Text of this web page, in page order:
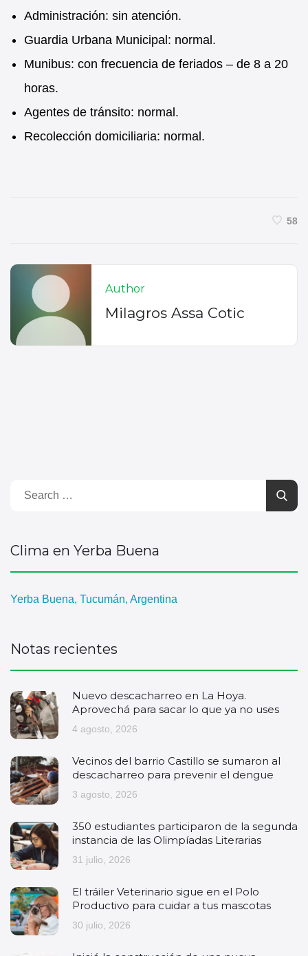
Administración: sin atención.
Guardia Urbana Municipal: normal.
Munibus: con frecuencia de feriados – de 8 a 20
horas.
Agentes de tránsito: normal.
Recolección domiciliaria: normal.
58
Author
Milagros Assa Cotic
Clima en Yerba Buena
Yerba Buena, Tucumán, Argentina
Notas recientes
Nuevo descacharreo en La Hoya.
Aprovechá para sacar lo que ya no uses
4 agosto, 2026
Vecinos del barrio Castillo se sumaron al
descacharreo para prevenir el dengue
3 agosto, 2026
350 estudiantes participaron de la segunda
instancia de las Olimpíadas Literarias
31 julio, 2026
El tráiler Veterinario sigue en el Polo
Productivo para cuidar a tus mascotas
30 julio, 2026